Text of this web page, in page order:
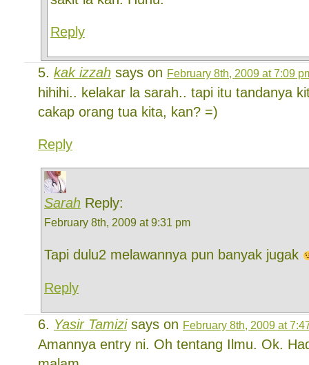
Reply
kak izzah says on February 8th, 2009 at 7:09
hihihi.. kelakar la sarah.. tapi itu tandanya
cakap orang tua kita, kan? =)
Reply
Sarah Reply:
February 8th, 2009 at 9:31 pm
Tapi dulu2 melawannya pun banyak jugak
Reply
Yasir Tamizisays on February 8th, 2009 at
Amannya entry ni. Oh tentang Ilmu. Ok.